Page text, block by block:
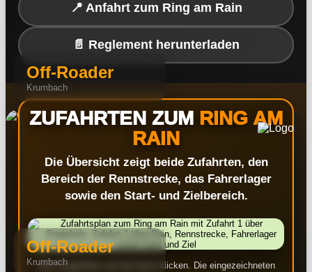
Off-Roader
Krumbach
Off-Roader
Krumbach
📍 Anfahrt zum Ring am Rain
📄 Reglement herunterladen
ZUFAHRTEN ZUM RING AM
RAIN
Die Übersicht zeigt beide Zufahrten, den
Bereich der Rennstrecke, das Fahrerlager
sowie den Start- und Zielbereich.
Zum Vergrößern auf die Karte klicken. Die eingezeichneten